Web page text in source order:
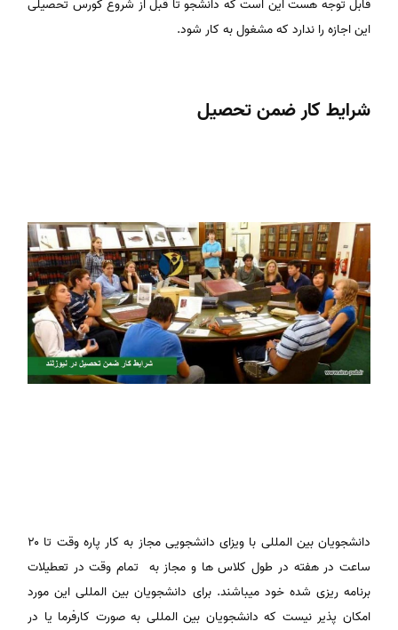
قابل توجه هست این است که دانشجو تا قبل از شروع کورس تحصیلی
این اجازه را ندارد که مشغول به کار شود.
شرایط کار ضمن تحصیل
دانشجویان بین المللی با ویزای دانشجویی مجاز به کار پاره وقت تا ۲۰
ساعت در هفته در طول کلاس ها و مجاز به تمام وقت در تعطیلات
برنامه ریزی شده خود میباشند. برای دانشجویان بین المللی این مورد
امکان پذیر نیست که دانشجویان بین المللی به صورت کارفرما یا در